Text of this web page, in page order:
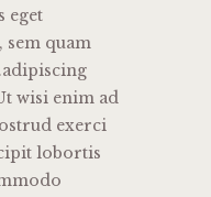
eget
quam
wisi enim ad
exerci
lobortis